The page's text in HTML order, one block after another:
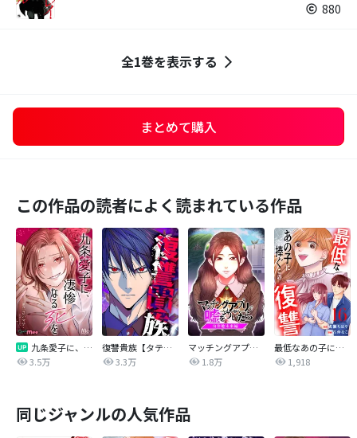
880
全1巻を表示する
まとめて購入
この作品の読者によく読まれている作品
九条愛子に、凄惨なる死を【タテヨミ】
3.5万
復讐貴族【タテヨミ】
3.3万
マッチングアプリで嘘をついたら～向井地未来編～【タテヨミ】
1.8万
最低なあの子に捧ぐこの復讐 分冊版
1,918
同じジャンルの人気作品